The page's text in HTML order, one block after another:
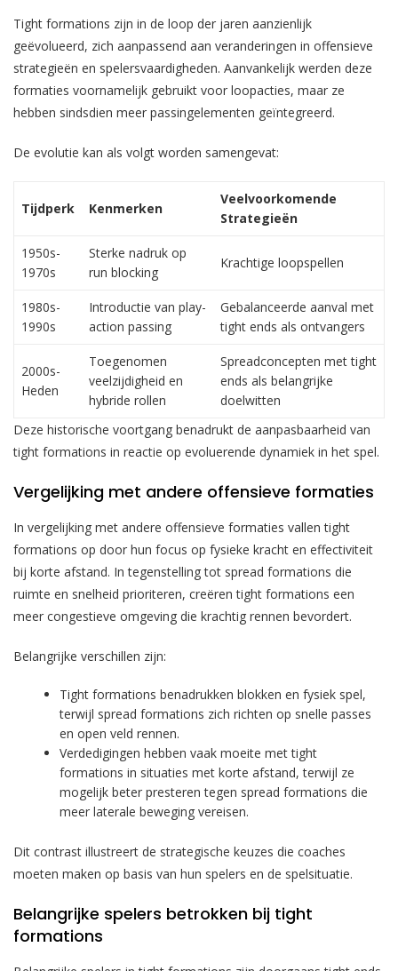
Tight formations zijn in de loop der jaren aanzienlijk
geëvolueerd, zich aanpassend aan veranderingen in offensieve
strategieën en spelersvaardigheden. Aanvankelijk werden deze
formaties voornamelijk gebruikt voor loopacties, maar ze
hebben sindsdien meer passingelementen geïntegreerd.
De evolutie kan als volgt worden samengevat:
Tijdperk Kenmerken
Veelvoorkomende
Strategieën
1950s-
1970s
Sterke nadruk op
run blocking
Krachtige loopspellen
1980s-
1990s
Introductie van play-
action passing
Gebalanceerde aanval met
tight ends als ontvangers
2000s-
Heden
Toegenomen
veelzijdigheid en
hybride rollen
Spreadconcepten met tight
ends als belangrijke
doelwitten
Deze historische voortgang benadrukt de aanpasbaarheid van
tight formations in reactie op evoluerende dynamiek in het spel.
Vergelijking met andere offensieve formaties
In vergelijking met andere offensieve formaties vallen tight
formations op door hun focus op fysieke kracht en effectiviteit
bij korte afstand. In tegenstelling tot spread formations die
ruimte en snelheid prioriteren, creëren tight formations een
meer congestieve omgeving die krachtig rennen bevordert.
Belangrijke verschillen zijn:
Tight formations benadrukken blokken en fysiek spel,
terwijl spread formations zich richten op snelle passes
en open veld rennen.
Verdedigingen hebben vaak moeite met tight
formations in situaties met korte afstand, terwijl ze
mogelijk beter presteren tegen spread formations die
meer laterale beweging vereisen.
Dit contrast illustreert de strategische keuzes die coaches
moeten maken op basis van hun spelers en de spelsituatie.
Belangrijke spelers betrokken bij tight
formations